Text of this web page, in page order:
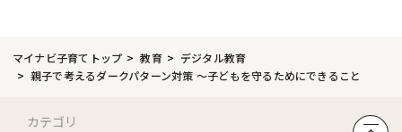
マイナビ子育てトップ 教育
デジタル教育
親子で考えるダークパターン対策 ～子どもを守るためにできること
カテゴリ